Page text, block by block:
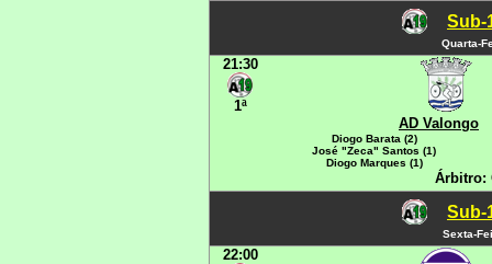
Sub-
Quarta-
21:30
1ª
AD Valongo
Diogo Barata (2)
José "Zeca" Santos (1)
Diogo Marques (1)
Árbitro:
Sub-
Sexta-
22:00